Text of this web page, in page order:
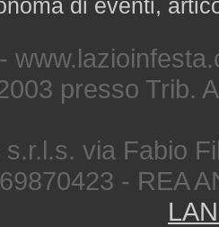
di eventi,
presso Trib.
via Fabio
- REA